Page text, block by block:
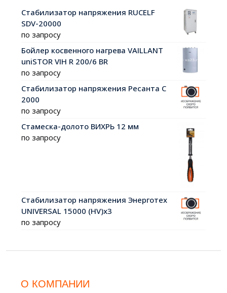
Стабилизатор напряжения RUCELF
SDV-20000
по запросу
Бойлер косвенного нагрева VAILLANT
uniSTOR VIH R 200/6 ВR
по запросу
Стабилизатор напряжения Ресанта С
2000
по запросу
Стамеска-долото ВИХРЬ 12 мм
по запросу
Стабилизатор напряжения Энерготех
UNIVERSAL 15000 (HV)х3
по запросу
О КОМПАНИИ